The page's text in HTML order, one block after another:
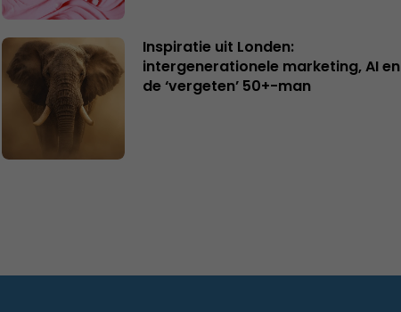
Inspiratie uit Londen:
intergenerationele marketing, AI en
de ‘vergeten’ 50+-man